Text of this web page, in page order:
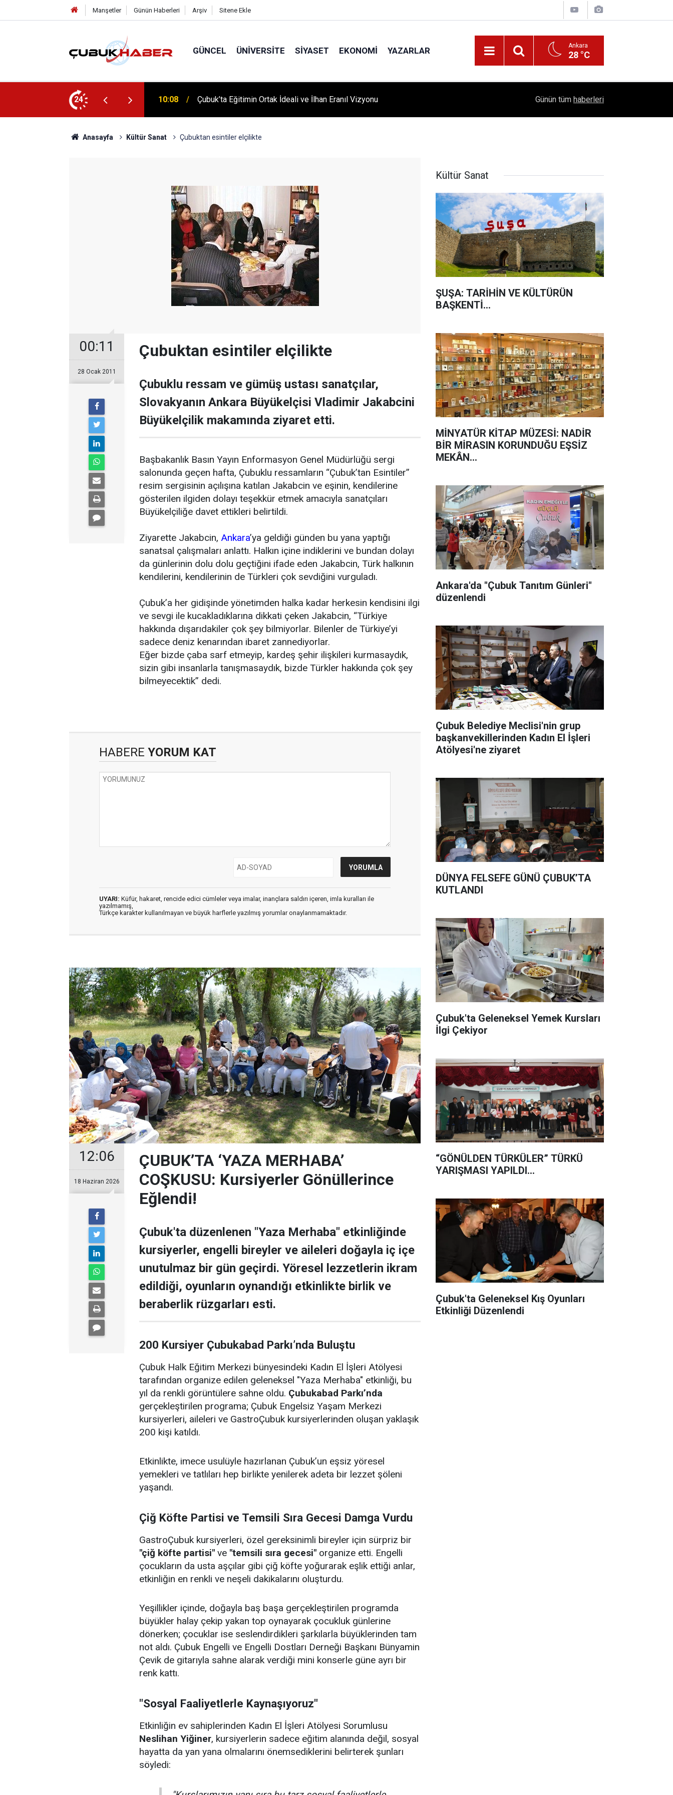
Manşetler Günün Haberleri Arşiv Sitene Ekle
GÜNCEL ÜNIVERSITE SIYASET EKONOMI YAZARLAR Ankara
28 °C
24
Eranıl Vizyonu 12:06 ÇUBUK’TA ‘YAZA MERHABA’ COŞKUSU: Kursiyerler Gönüllerince Eğlendi! 1504 Kep, Tek Bir Hedef: Bilim Kenti Çubuk
Günün tüm haberleri
Anasayfa Kültür Sanat Çubuktan esintiler elçilikte
00:11
28 Ocak 2011
Çubuktan esintiler elçilikte
Çubuklu ressam ve gümüş ustası sanatçılar,
Slovakyanın Ankara Büyükelçisi Vladimir Jakabcini
Büyükelçilik makamında ziyaret etti.
Başbakanlık Basın Yayın Enformasyon Genel Müdürlüğü sergi
salonunda geçen hafta, Çubuklu ressamların “Çubuk’tan Esintiler”
resim sergisinin açılışına katılan Jakabcin ve eşinin, kendilerine
gösterilen ilgiden dolayı teşekkür etmek amacıyla sanatçıları
Büyükelçiliğe davet ettikleri belirtildi.
Ziyarette Jakabcin, Ankara’ya geldiği günden bu yana yaptığı
sanatsal çalışmaları anlattı. Halkın içine indiklerini ve bundan dolayı
da günlerinin dolu dolu geçtiğini ifade eden Jakabcin, Türk halkının
kendilerini, kendilerinin de Türkleri çok sevdiğini vurguladı.
Çubuk’a her gidişinde yönetimden halka kadar herkesin kendisini ilgi
ve sevgi ile kucakladıklarına dikkati çeken Jakabcin, “Türkiye
hakkında dışarıdakiler çok şey bilmiyorlar. Bilenler de Türkiye’yi
sadece deniz kenarından ibaret zannediyorlar.
Eğer bizde çaba sarf etmeyip, kardeş şehir ilişkileri kurmasaydık,
sizin gibi insanlarla tanışmasaydık, bizde Türkler hakkında çok şey
bilmeyecektik” dedi.
HABERE YORUM KAT
UYARI: Küfür, hakaret, rencide edici cümleler veya imalar, inançlara saldırı içeren, imla kuralları ile
yazılmamış,
Türkçe karakter kullanılmayan ve büyük harflerle yazılmış yorumlar onaylanmamaktadır.
12:06
18 Haziran 2026
ÇUBUK’TA ‘YAZA MERHABA’
COŞKUSU: Kursiyerler Gönüllerince
Eğlendi!
Çubuk'ta düzenlenen "Yaza Merhaba" etkinliğinde
kursiyerler, engelli bireyler ve aileleri doğayla iç içe
unutulmaz bir gün geçirdi. Yöresel lezzetlerin ikram
edildiği, oyunların oynandığı etkinlikte birlik ve
beraberlik rüzgarları esti.
200 Kursiyer Çubukabad Parkı’nda Buluştu
Çubuk Halk Eğitim Merkezi bünyesindeki Kadın El İşleri Atölyesi
tarafından organize edilen geleneksel "Yaza Merhaba" etkinliği, bu
yıl da renkli görüntülere sahne oldu. Çubukabad Parkı’nda
gerçekleştirilen programa; Çubuk Engelsiz Yaşam Merkezi
kursiyerleri, aileleri ve GastroÇubuk kursiyerlerinden oluşan yaklaşık
200 kişi katıldı.
Etkinlikte, imece usulüyle hazırlanan Çubuk’un eşsiz yöresel
yemekleri ve tatlıları hep birlikte yenilerek adeta bir lezzet şöleni
yaşandı.
Çiğ Köfte Partisi ve Temsili Sıra Gecesi Damga Vurdu
GastroÇubuk kursiyerleri, özel gereksinimli bireyler için sürpriz bir
"çiğ köfte partisi" ve "temsili sıra gecesi" organize etti. Engelli
çocukların da usta aşçılar gibi çiğ köfte yoğurarak eşlik ettiği anlar,
etkinliğin en renkli ve neşeli dakikalarını oluşturdu.
Yeşillikler içinde, doğayla baş başa gerçekleştirilen programda
büyükler halay çekip yakan top oynayarak çocukluk günlerine
dönerken; çocuklar ise seslendirdikleri şarkılarla büyüklerinden tam
not aldı. Çubuk Engelli ve Engelli Dostları Derneği Başkanı Bünyamin
Çevik de gitarıyla sahne alarak verdiği mini konserle güne ayrı bir
renk kattı.
"Sosyal Faaliyetlerle Kaynaşıyoruz"
Etkinliğin ev sahiplerinden Kadın El İşleri Atölyesi Sorumlusu
Neslihan Yiğiner, kursiyerlerin sadece eğitim alanında değil, sosyal
hayatta da yan yana olmalarını önemsediklerini belirterek şunları
söyledi:
Kültür Sanat
ŞUŞA: TARİHİN VE KÜLTÜRÜN
BAŞKENTİ...
MİNYATÜR KİTAP MÜZESİ: NADİR
BİR MİRASIN KORUNDUĞU EŞSİZ
MEKÂN...
Ankara'da "Çubuk Tanıtım Günleri"
düzenlendi
Çubuk Belediye Meclisi'nin grup
başkanvekillerinden Kadın El İşleri
Atölyesi'ne ziyaret
DÜNYA FELSEFE GÜNÜ ÇUBUK’TA
KUTLANDI
Çubuk'ta Geleneksel Yemek Kursları
İlgi Çekiyor
“GÖNÜLDEN TÜRKÜLER” TÜRKÜ
YARIŞMASI YAPILDI...
Çubuk'ta Geleneksel Kış Oyunları
Etkinliği Düzenlendi